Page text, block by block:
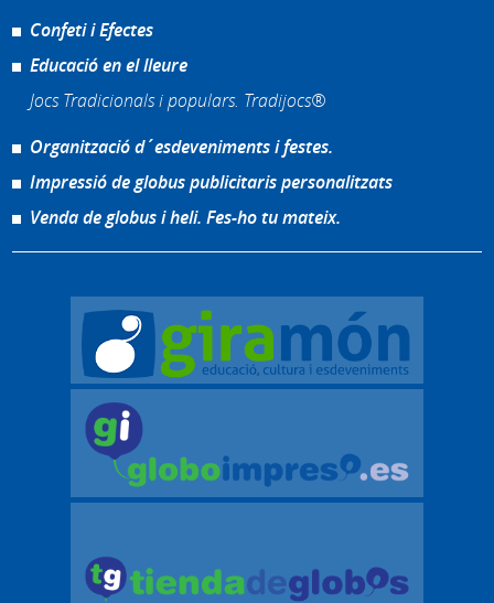
Confeti i Efectes
Educació en el lleure
Jocs Tradicionals i populars. Tradijocs®
Organització d´esdeveniments i festes.
Impressió de globus publicitaris personalitzats
Venda de globus i heli. Fes-ho tu mateix.